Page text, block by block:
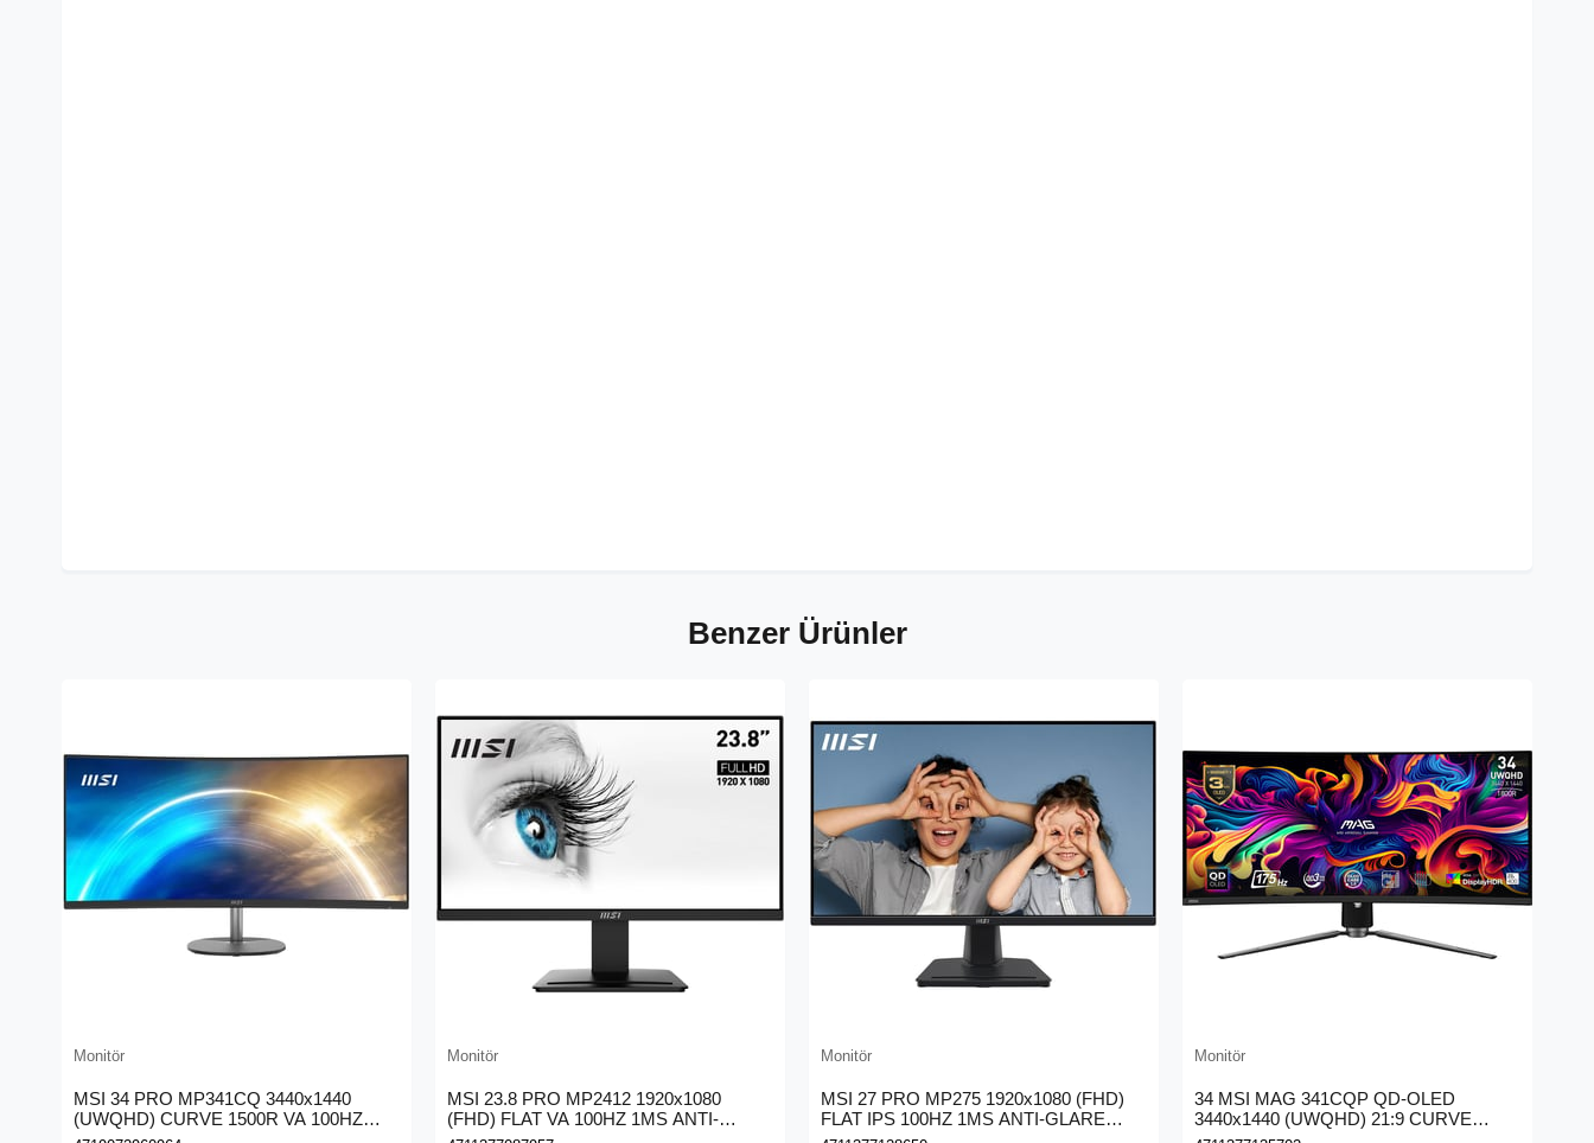
Benzer Ürünler
Monitör
MSI 34 PRO MP341CQ 3440x1440
(UWQHD) CURVE 1500R VA 100HZ
Monitör
MSI 23.8 PRO MP2412 1920x1080
(FHD) FLAT VA 100HZ 1MS ANTI-
Monitör
MSI 27 PRO MP275 1920x1080 (FHD)
FLAT IPS 100HZ 1MS ANTI-GLARE
Monitör
34 MSI MAG 341CQP QD-OLED
3440x1440 (UWQHD) 21:9 CURVE